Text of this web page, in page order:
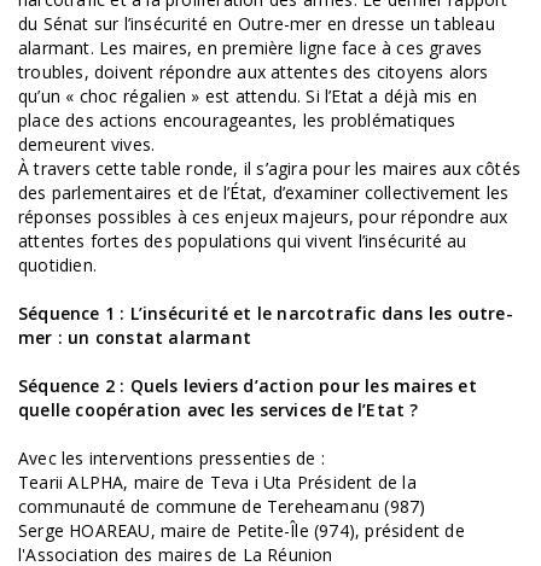
du Sénat sur l’insécurité en Outre-mer en dresse un tableau
alarmant. Les maires, en première ligne face à ces graves
troubles, doivent répondre aux attentes des citoyens alors
qu’un « choc régalien » est attendu. Si l’Etat a déjà mis en
place des actions encourageantes, les problématiques
demeurent vives.
À travers cette table ronde, il s’agira pour les maires aux côtés
des parlementaires et de l’État, d’examiner collectivement les
réponses possibles à ces enjeux majeurs, pour répondre aux
attentes fortes des populations qui vivent l’insécurité au
quotidien.
Séquence 1 : L’insécurité et le narcotrafic dans les outre-
mer : un constat alarmant
Séquence 2 : Quels leviers d’action pour les maires et
quelle coopération avec les services de l’Etat ?
Avec les interventions pressenties de :
Tearii ALPHA, maire de Teva i Uta Président de la
communauté de commune de Tereheamanu (987)
Serge HOAREAU, maire de Petite-Île (974), président de
l'Association des maires de La Réunion